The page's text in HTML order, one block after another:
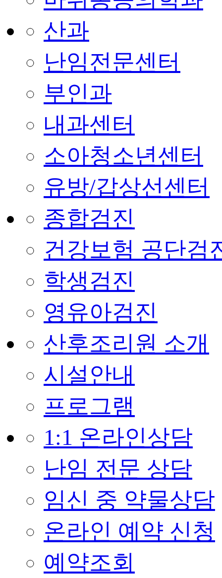
산과
난임전문센터
부인과
내과센터
소아청소년센터
유방/갑상선센터
종합검진
건강보험 공단검
학생검진
영유아검진
산후조리원 소개
시설안내
프로그램
1:1 온라인상담
난임 전문 상담
임신 중 약물상담
온라인 예약 신청
예약조회